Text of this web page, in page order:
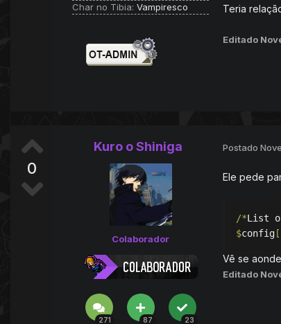
Char no Tibia: Vampiresco Teria
Editado
0
Kuro o Shiniga
Colaborador
271 87 23
Postado
Ele pede
/*List
$config [
Vê se
Editado